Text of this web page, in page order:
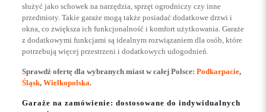
służyć jako schowek na narzędzia, sprzęt ogrodniczy czy inne
przedmioty. Takie garaże mogą także posiadać dodatkowe drzwi i
okna, co zwiększa ich funkcjonalność i komfort użytkowania. Garaże
z dodatkowymi funkcjami są idealnym rozwiązaniem dla osób, które
potrzebują więcej przestrzeni i dodatkowych udogodnień.
Sprawdź ofertę dla wybranych miast w całej Polsce: Podkarpacie,
Śląsk, Wielkopolska.
Garaże na zamówienie: dostosowane do indywidualnych